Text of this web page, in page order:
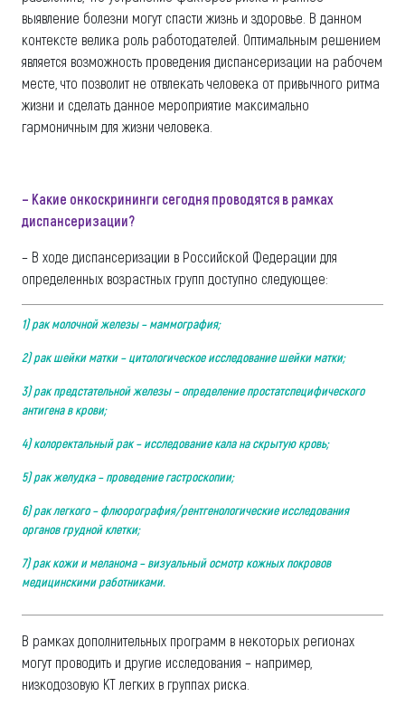
выявление болезни могут спасти жизнь и здоровье. В данном
контексте велика роль работодателей. Оптимальным решением
является возможность проведения диспансеризации на рабочем
месте, что позволит не отвлекать человека от привычного ритма
жизни и сделать данное мероприятие максимально
гармоничным для жизни человека.
– Какие онкоскрининги сегодня проводятся в рамках
диспансеризации?
– В ходе диспансеризации в Российской Федерации для
определенных возрастных групп доступно следующее:
1) рак молочной железы – маммография;
2) рак шейки матки – цитологическое исследование шейки матки;
3) рак предстательной железы – определение простатспецифического
антигена в крови;
4) колоректальный рак – исследование кала на скрытую кровь;
5) рак желудка – проведение гастроскопии;
6) рак легкого – флюорография/рентгенологические исследования
органов грудной клетки;
7) рак кожи и меланома – визуальный осмотр кожных покровов
медицинскими работниками.
В рамках дополнительных программ в некоторых регионах
могут проводить и другие исследования – например,
низкодозовую КТ легких в группах риска.